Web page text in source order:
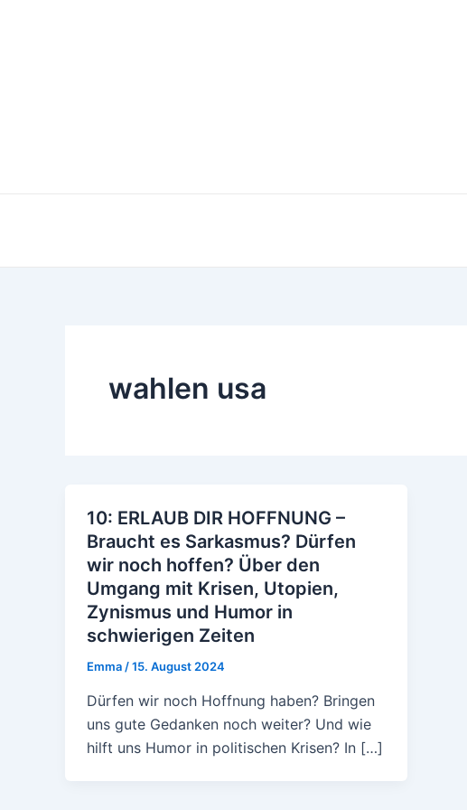
wahlen usa
10: ERLAUB DIR HOFFNUNG –
Braucht es Sarkasmus? Dürfen
wir noch hoffen? Über den
Umgang mit Krisen, Utopien,
Zynismus und Humor in
schwierigen Zeiten
Emma /15. August 2024
Dürfen wir noch Hoffnung haben? Bringen
uns gute Gedanken noch weiter? Und wie
hilft uns Humor in politischen Krisen? In […]